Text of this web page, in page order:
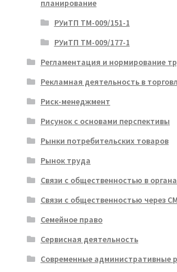
планирование
РУиТП ТМ-009/151-1
РУиТП ТМ-009/177-1
Регламентация и нормирование
Рекламная деятельность в
Риск-менеджмент
Рисунок с основами перспективы
Рынки потребительских товаров
Рынок труда
Связи с общественностью в
Связи с общественностью через
Семейное право
Сервисная деятельность
Современные административные